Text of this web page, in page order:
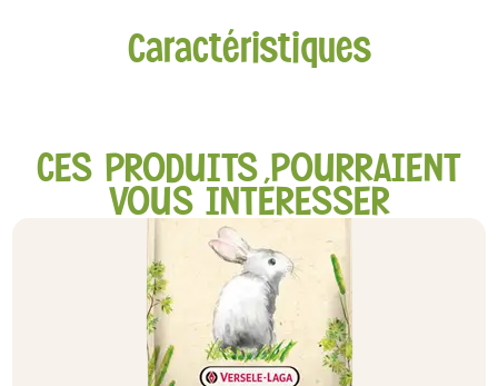
Caractéristiques
CES PRODUITS POURRAIENT
VOUS INTÉRESSER